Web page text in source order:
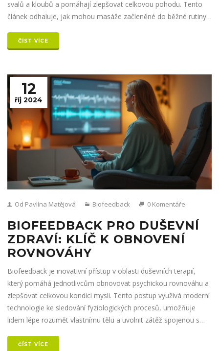
svalů a kloubů a pomáhají zlepšovat celkovou pohodu. Tento
článek odhaluje, jak mohou masáže začleněné do běžné rutiny
ČÍST VÍCE
12
říj 2024
Od Pavlína Matějová Biofeedback 0 Komentáře
BIOFEEDBACK PRO DUŠEVNÍ
ZDRAVÍ: KLÍČ K OBNOVENÍ
ROVNOVÁHY
Biofeedback je inovativní přístup v oblasti duševních terapií,
který pomáhá jednotlivcům obnovovat psychickou rovnováhu a
zlepšovat celkovou kondici mysli. Tento postup využívá moderní
technologie ke sledování fyziologických procesů, umožňuje
lidem lépe rozumět vlastnímu tělu a uvolnit zátěž spojenou s
funguje, jeho výhody, a praktické tipy pro jeho aplikaci.
ČÍST VÍCE